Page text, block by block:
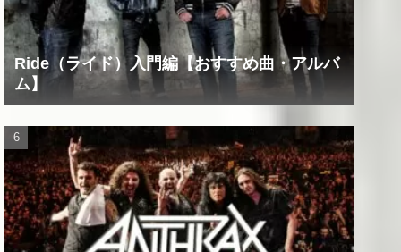
Ride（ライド）入門編【おすすめ曲・アルバ
ム】